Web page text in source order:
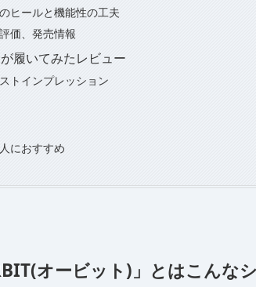
ヒールと機能性の工夫
価、発売情報
履いてみたレビュー
トインプレッション
におすすめ
オービット)」とはこんな